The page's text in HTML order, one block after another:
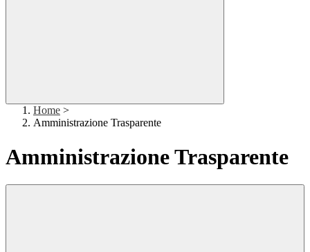
Home >
Amministrazione Trasparente
Amministrazione Trasparente